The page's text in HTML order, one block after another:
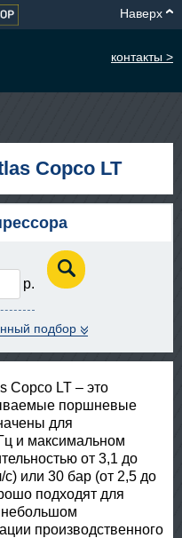
Наверх
контакты >
Copco LT
подбор
Copco LT – это
поршневые
для
и максимальном
от 3,1 до
с) или 30 бар (от 2,5 до
подходят для
небольшом
производственного